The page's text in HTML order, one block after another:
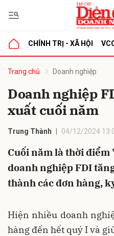
CHÍNH TRỊ - XÃ HỘI
Trang chủ Doanh nghiệp
Doanh nghiệp
xuất cuối năm
Trung Thành 04/12/2024
Cuối năm là thời
doanh nghiệp FDI
thành các đơn hàng,
Hiện nhiều doanh
hàng đến hết quý I và
luận